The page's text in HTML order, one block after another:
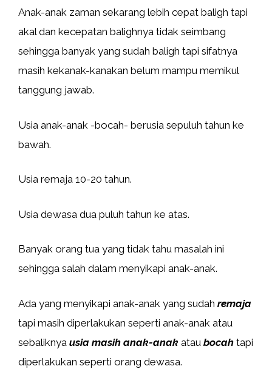
Anak-anak zaman sekarang lebih cepat baligh tapi
akal dan kecepatan balighnya tidak seimbang
sehingga banyak yang sudah baligh tapi sifatnya
masih kekanak-kanakan belum mampu memikul
tanggung jawab.
Usia anak-anak -bocah- berusia sepuluh tahun ke
bawah.
Usia remaja 10-20 tahun.
Usia dewasa dua puluh tahun ke atas.
Banyak orang tua yang tidak tahu masalah ini
sehingga salah dalam menyikapi anak-anak.
Ada yang menyikapi anak-anak yang sudah remaja
tapi masih diperlakukan seperti anak-anak atau
sebaliknya usia masih anak-anak atau bocah tapi
diperlakukan seperti orang dewasa.